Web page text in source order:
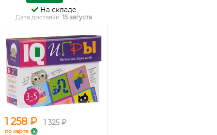
На складе
Дата доставки: 15 августа
1 258 ₽ 1 325 ₽
по карте